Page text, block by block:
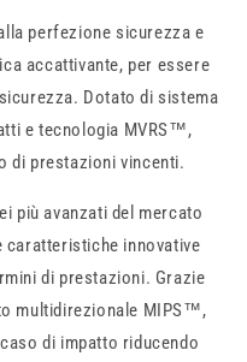
perfezione sicurezza e
accattivante, per essere
Dotato di sistema
e tecnologia MVRS™,
di prestazioni vincenti.
più avanzati del mercato
innovative
di prestazioni. Grazie
multidirezionale MIPS™,
di impatto riducendo